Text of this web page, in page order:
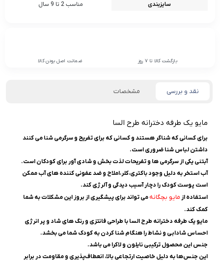
سایزبندی
مناسب 2 تا 9 سال
بازگشت کالا تا 7 روز ضمانت اصل بودن کالا
نقد و بررسی مشخصات
مایو یک طرفه دخترانه طرح السا
برای کسانی که شناگر هستند و کسانی که برای تفریح و سرگرمی شنا می کنند
داشتن لباس شنا ضروری است.
آبتنی یکی از سرگرمی ها و تفریحات لذت بخش و شادی آور برای کودکان است.
آب استخر به دلیل وجود باکتری،کلر،املاح و ضد عفونی کننده های آب ممکن
است پوست کودک را دچار آسیب دیدگی و آلرژی کند.
استفاده از مایو بچگانهمی تواند برای پیشگیری از بروز این مشکلات به شما
کمک کند.
مایو یک طرفه دخترانه طرح السا با طراحی فانتزی و رنگ های شاد و پر انرژی
احساس شادابی و نشاط را هنگام شنا کردن به کودک شما می بخشد.
جنس این محصول ترکیبی نایلون و لاکرا می باشد.
این جنس‌ها به دلیل خاصیت ارتجاعی بالا، انعطاف‌پذیری و مقاومت در برابر